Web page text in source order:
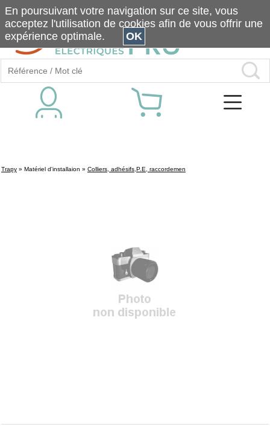
Trapy » Matériel d'installaion » Colliers, adhésifs,P.E, raccordemen
En poursuivant votre navigation sur ce site, vous
acceptez l'utilisation de cookies afin de vous offrir une
expérience optimale.
OK